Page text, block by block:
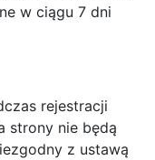
w ciągu 7 dni
rejestracji
strony nie będą
z ustawą